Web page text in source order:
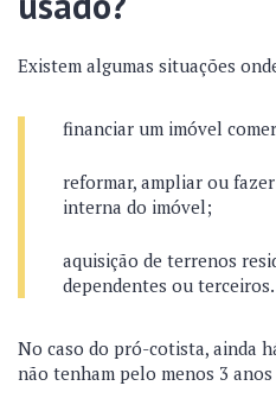
Existem algumas situações
financiar um imóvel
reformar, ampliar ou
interna do imóvel;
aquisição de terrenos
dependentes ou terceiros.
No caso do pró-cotista, ainda
não tenham pelo menos 3